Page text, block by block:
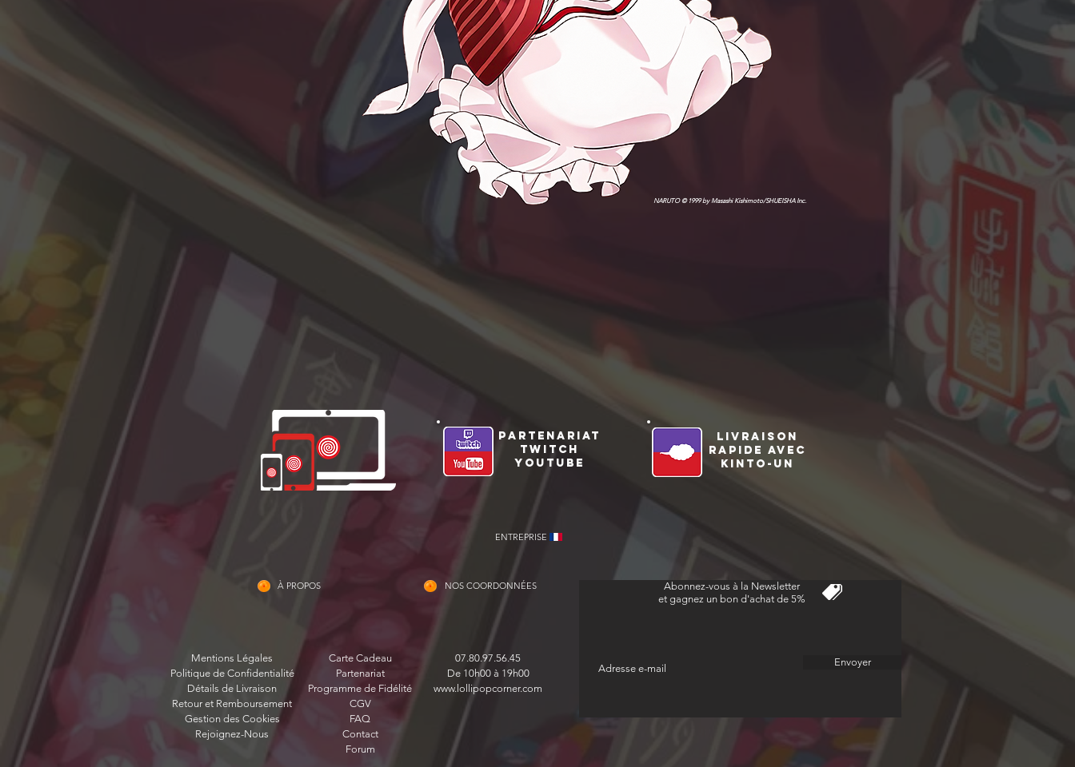
NARUTO © 1999 by Masashi Kishimoto/SHUEISHA Inc.
partenariat
twitch
youtube
livraison
Rapide avec
kinto-un
ENTREPRISE
À PROPOS NOS COORDONNÉES
Mentions Légales
Politique de Confidentialité
Détails de Livraison
Retour et Remboursement
Gestion des Cookies
Rejoignez-Nous
Carte Cadeau
Partenariat
Programme de Fidélité
CGV
FAQ
Contact
Forum
07.80.97.56.45
De 10h00 à 19h00
www.lollipopcorner.com
Abonnez-vous à la Newsletter
et gagnez un bon d'achat de 5%
Envoyer